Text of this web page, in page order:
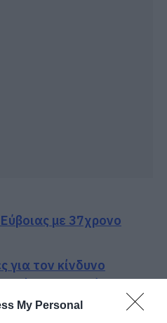
My Personal
με 37χρονο
για τον κίνδυνο
τοποθετήθηκαν
Εύβοια: Αγελάδες